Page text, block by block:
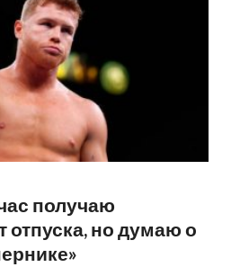
получаю
отпуска, но думаю о